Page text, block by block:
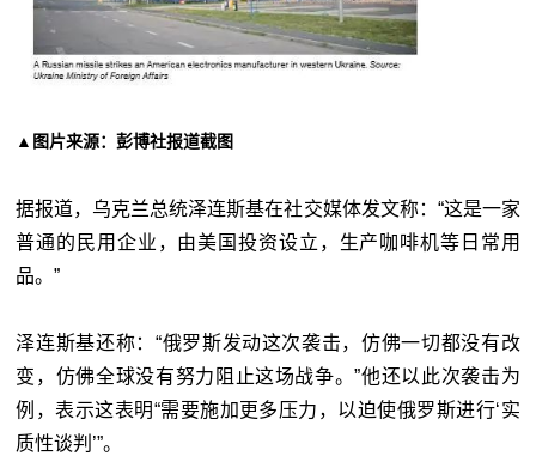
▲图片来源：彭博社报道截图
据报道，乌克兰总统泽连斯基在社交媒体发文称：“这是一家
普通的民用企业，由美国投资设立，生产咖啡机等日常用
品。”
泽连斯基还称：“俄罗斯发动这次袭击，仿佛一切都没有改
变，仿佛全球没有努力阻止这场战争。”他还以此次袭击为
例，表示这表明“需要施加更多压力，以迫使俄罗斯进行‘实
质性谈判’”。